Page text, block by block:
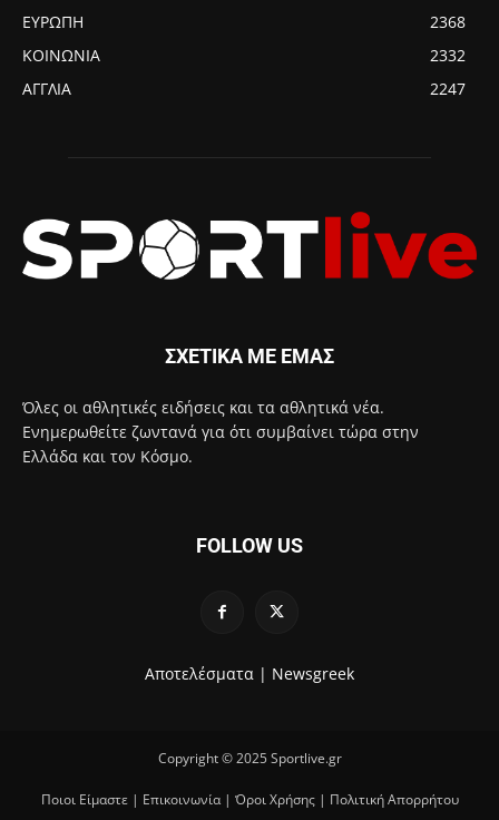
ΕΥΡΩΠΗ
2368
ΚΟΙΝΩΝΙΑ
2332
ΑΓΓΛΙΑ
2247
ΣΧΕΤΙΚΑ ΜΕ ΕΜΑΣ
Όλες οι αθλητικές ειδήσεις και τα αθλητικά νέα.
Ενημερωθείτε ζωντανά για ότι συμβαίνει τώρα στην
Ελλάδα και τον Κόσμο.
FOLLOW US
Αποτελέσματα | Newsgreek
Copyright © 2025 Sportlive.gr
Ποιοι Είμαστε| Επικοινωνία| Όροι Χρήσης| Πολιτική Απορρήτου